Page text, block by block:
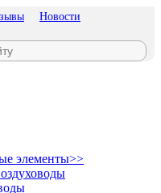
Новости
элементы>>